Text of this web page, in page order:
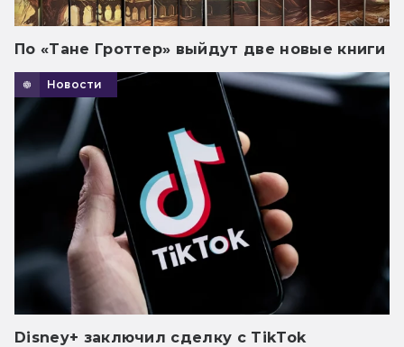
По «Тане Гроттер» выйдут две новые книги
Новости
Disney+ заключил сделку с TikTok